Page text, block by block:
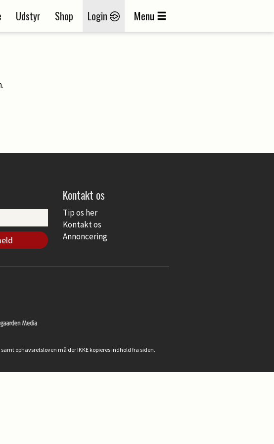
Udstyr Shop Login Menu
Kontakt os
Tip os her
Kontakt os
Annoncering
ophavsretsloven må der IKKE kopieres indhold fra siden.